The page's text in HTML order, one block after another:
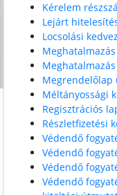
Kérelem
Lejárt
Locsolási
Megrendelőlap
Méltányossági
Regisztrációs
Részletfizetési
Védendő
Védendő
Védendő
Védendő